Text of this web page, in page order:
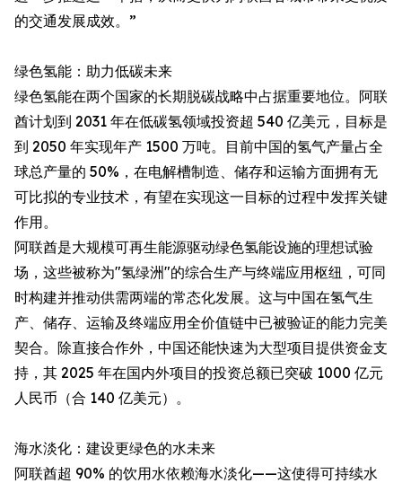
的交通发展成效。”
绿色氢能：助力低碳未来
绿色氢能在两个国家的长期脱碳战略中占据重要地位。阿联
酋计划到 2031 年在低碳氢领域投资超 540 亿美元，目标是
到 2050 年实现年产 1500 万吨。目前中国的氢气产量占全
球总产量的 50%，在电解槽制造、储存和运输方面拥有无
可比拟的专业技术，有望在实现这一目标的过程中发挥关键
作用。
阿联酋是大规模可再生能源驱动绿色氢能设施的理想试验
场，这些被称为"氢绿洲"的综合生产与终端应用枢纽，可同
时构建并推动供需两端的常态化发展。这与中国在氢气生
产、储存、运输及终端应用全价值链中已被验证的能力完美
契合。除直接合作外，中国还能快速为大型项目提供资金支
持，其 2025 年在国内外项目的投资总额已突破 1000 亿元
人民币（合 140 亿美元）。
海水淡化：建设更绿色的水未来
阿联酋超 90% 的饮用水依赖海水淡化——这使得可持续水